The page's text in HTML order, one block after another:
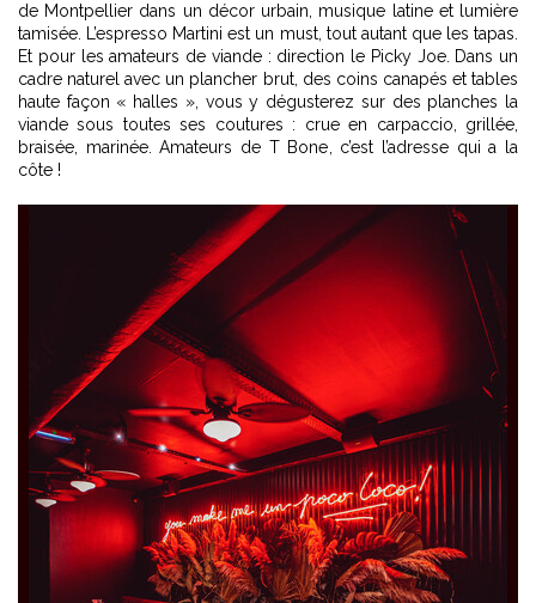
de Montpellier dans un décor urbain, musique latine et lumière
tamisée. L’espresso Martini est un must, tout autant que les tapas.
Et pour les amateurs de viande : direction le Picky Joe. Dans un
cadre naturel avec un plancher brut, des coins canapés et tables
haute façon « halles », vous y dégusterez sur des planches la
viande sous toutes ses coutures : crue en carpaccio, grillée,
braisée, marinée. Amateurs de T Bone, c’est l’adresse qui a la
côte !